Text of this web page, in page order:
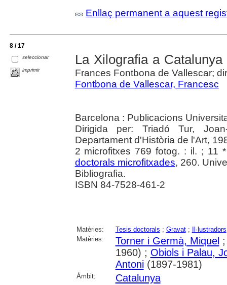
Enllaç permanent a aquest
8 / 17
seleccionar
imprimir
La Xilografia a
Frances Fontbona de Vallescar;
Fontbona de Vallescar, Francesc
Barcelona : Publicacions
Dirigida per: Triadó Tur,
Departament d'Història de l'Art,
2 microfitxes 769 fotog. : il. ; 11
doctorals microfitxades, 260.
Bibliografia.
ISBN 84-7528-461-2
Matèries: Tesis doctorals ; Gravat; Il·lustradors
Matèries:
Torner i Germà, Miquel
1960) ; Obiols i Palau,
Antoni(1897-1981)
Àmbit: Catalunya